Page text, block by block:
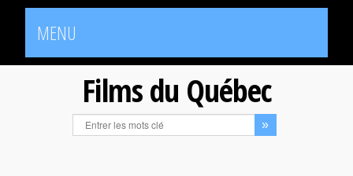
MENU
Films du Québec